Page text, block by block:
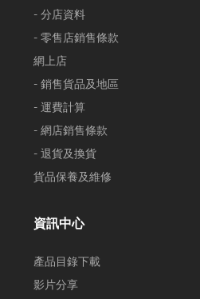
- 分店資料
- 零售店銷售條款
網上店
- 銷售貨品及地區
- 運費計算
- 網店銷售條款
- 退貨及換貨
貨品保養及維修
資訊中心
產品目錄下載
影片分享